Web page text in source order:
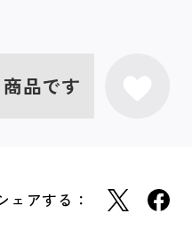
品です
ェアする：